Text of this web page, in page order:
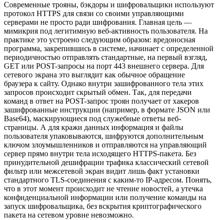
Современные трояны, бэкдоры и шифровальщики используют
протокол HTTPS для связи со своими управляющими
серверами не просто ради шифрования. Главная цель —
мимикрия под легитимную веб-активность пользователя. На
практике это устроено следующим образом: вредоносная
программа, закрепившись в системе, начинает с определенной
периодичностью отправлять стандартные, на первый взгляд,
GET или POST-запросы на порт 443 внешнего сервера. Для
сетевого экрана это выглядит как обычное обращение
браузера к сайту. Однако внутри зашифрованного тела этих
запросов происходит скрытый обмен. Так, для передачи
команд в ответ на POST-запрос троян получает от хакеров
зашифрованные инструкции (например, в формате JSON или
Base64), маскирующиеся под служебные ответы веб-
страницы. А для кражи данных информация и файлы
пользователя упаковываются, шифруются дополнительным
ключом злоумышленников и отправляются на управляющий
сервер прямо внутри тела исходящего HTTPS-пакета. Без
принудительной дешифрации трафика классический сетевой
фильтр или межсетевой экран видит лишь факт установки
стандартного TLS-соединения с каким-то IP-адресом. Понять,
что в этот момент происходит не чтение новостей, а утечка
конфиденциальной информации или получение команды на
запуск шифровальщика, без вскрытия криптографического
пакета на сетевом уровне невозможно.